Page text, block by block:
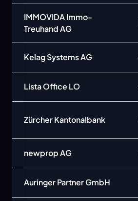
IMMOVIDA Immo-
Treuhand AG
Kelag Systems AG
Lista Office LO
Zürcher Kantonalbank
newprop AG
Auringer Partner GmbH